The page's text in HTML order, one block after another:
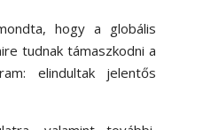
hogy a globális
tudnak támaszkodni a
elindultak jelentős